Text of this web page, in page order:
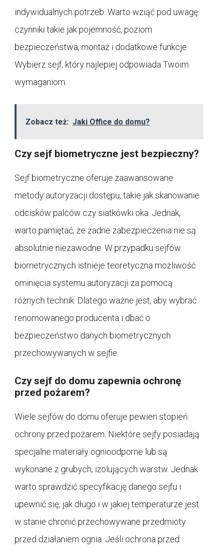
indywidualnych potrzeb. Warto wziąć pod uwagę
czynniki takie jak pojemność, poziom
bezpieczeństwa, montaż i dodatkowe funkcje.
Wybierz sejf, który najlepiej odpowiada Twoim
wymaganiom.
Zobacz też: Jaki Office do domu?
Czy sejf biometryczne jest bezpieczny?
Sejf biometryczne oferuje zaawansowane
metody autoryzacji dostępu, takie jak skanowanie
odcisków palców czy siatkówki oka. Jednak,
warto pamiętać, że żadne zabezpieczenia nie są
absolutnie niezawodne. W przypadku sejfów
biometrycznych istnieje teoretyczna możliwość
ominięcia systemu autoryzacji za pomocą
różnych technik. Dlatego ważne jest, aby wybrać
renomowanego producenta i dbać o
bezpieczeństwo danych biometrycznych
przechowywanych w sejfie.
Czy sejf do domu zapewnia ochronę
przed pożarem?
Wiele sejfów do domu oferuje pewien stopień
ochrony przed pożarem. Niektóre sejfy posiadają
specjalne materiały ognioodporne lub są
wykonane z grubych, izolujących warstw. Jednak
warto sprawdzić specyfikację danego sejfu i
upewnić się, jak długo i w jakiej temperaturze jest
w stanie chronić przechowywane przedmioty
przed działaniem ognia. Jeśli ochrona przed